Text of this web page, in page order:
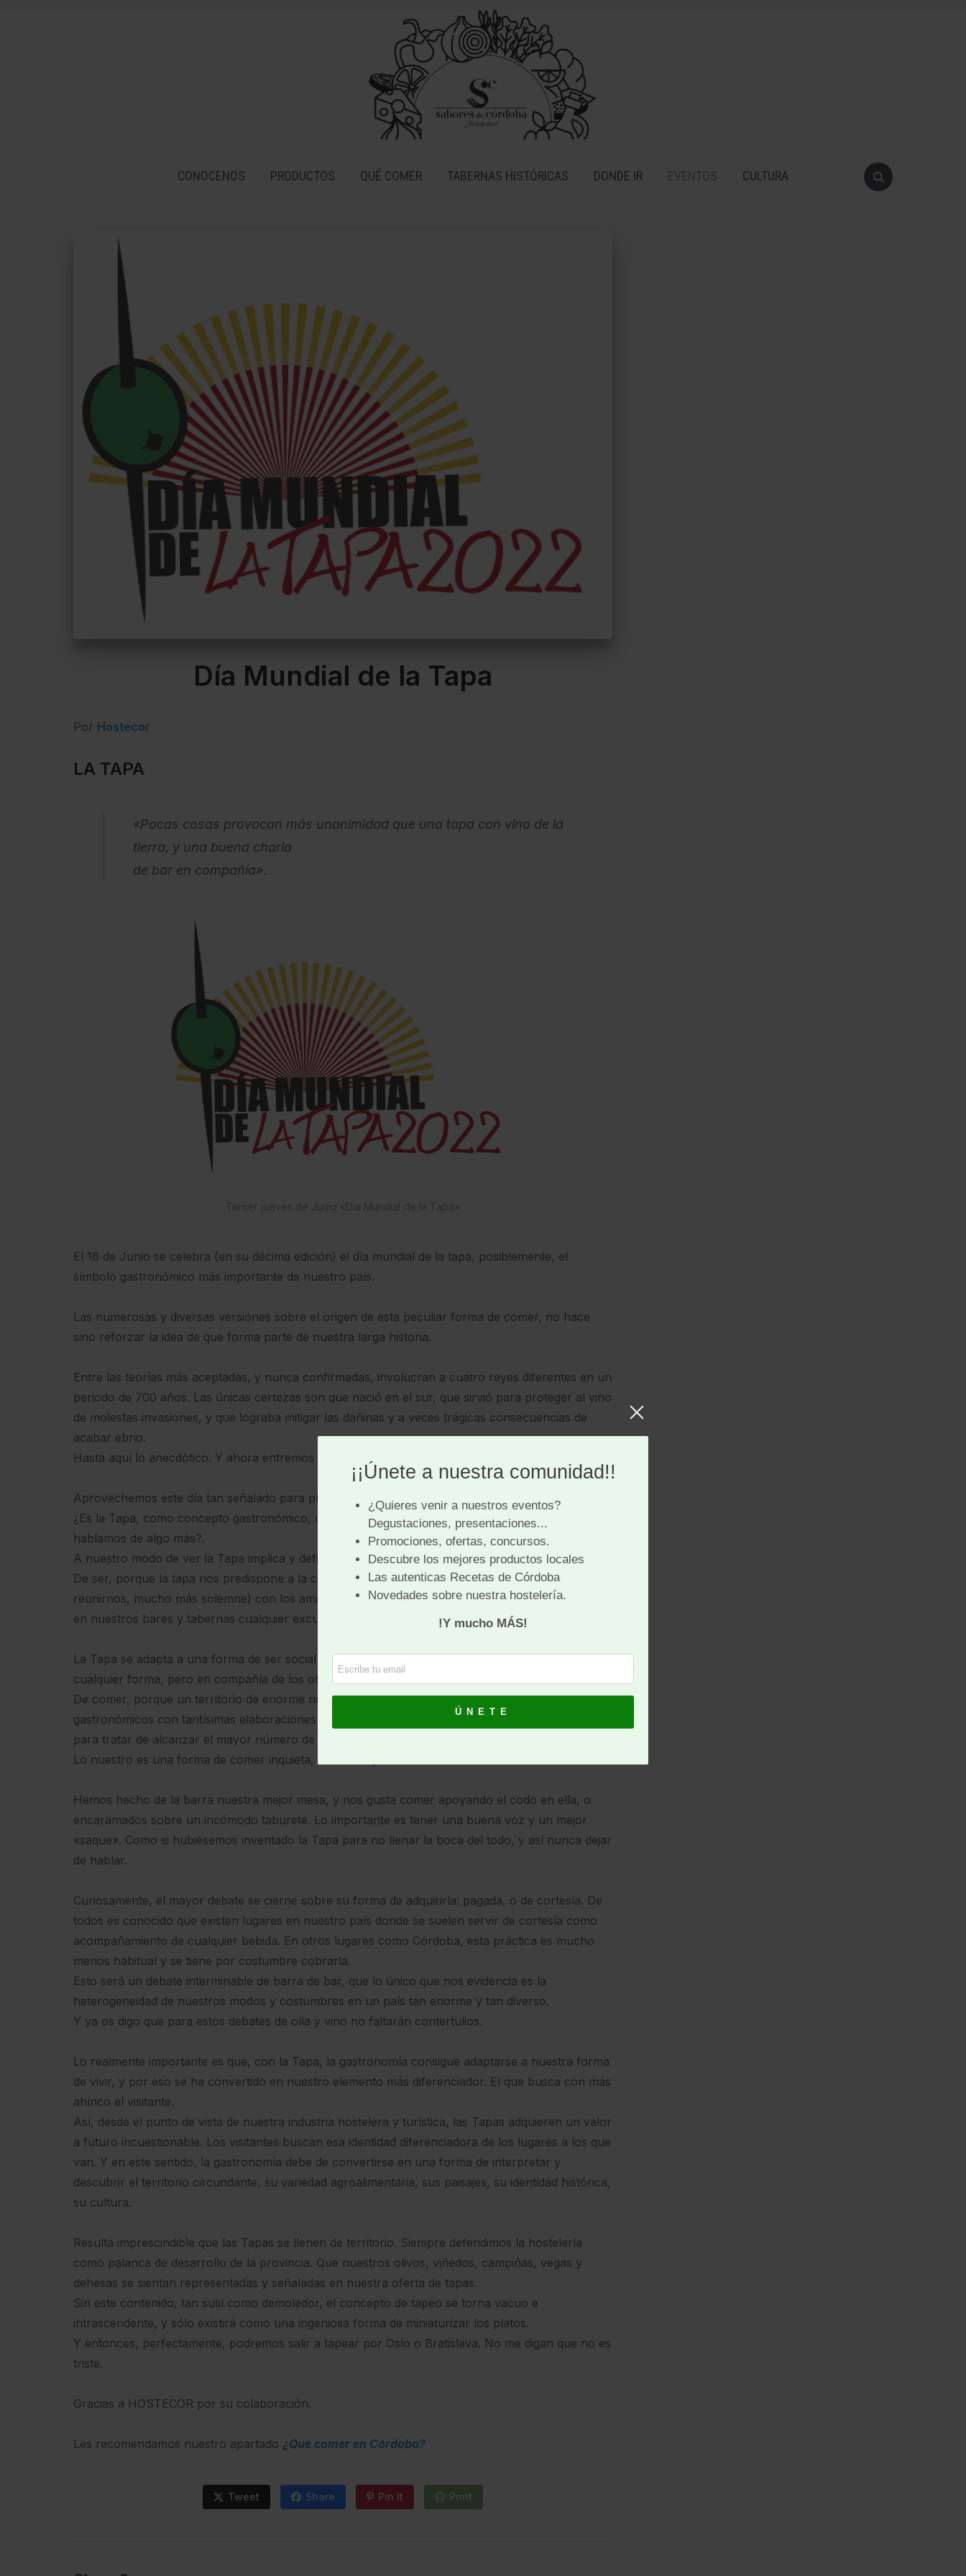
CONOCENOS PRODUCTOS QUÉ COMER TABERNAS HISTÓRICAS DONDE IR EVENTOS CULTURA
Día Mundial de la Tapa
Por Hostecor
LA TAPA
«Pocas cosas provocan más unanimidad que una tapa con vino de la
tierra, y una buena charla
de bar en compañía».
Tercer jueves de Junio «Dia Mundial de la Tapa»
El 16 de Junio se celebra (en su décima edición) el día mundial de la tapa, posiblemente, el
símbolo gastronómico más importante de nuestro país.
Las numerosas y diversas versiones sobre el origen de esta peculiar forma de comer, no hace
sino reforzar la idea de que forma parte de nuestra larga historia.
Entre las teorías más aceptadas, y nunca confirmadas, involucran a cuatro reyes diferentes en un
periodo de 700 años. Las únicas certezas son que nació en el sur, que sirvió para proteger al vino
de molestas invasiones, y que lograba mitigar las dañinas y a veces trágicas consecuencias de
acabar ebrio.
Hasta aquí lo anecdótico. Y ahora entremos en harina.
Aprovechemos este día tan señalado para plantear una reflexión de fondo:
¿Es la Tapa, como concepto gastronómico, una mera cuestión de tamaño o porción, o estamos
hablamos de algo más?.
A nuestro modo de ver la Tapa implica y define perfectamente nuestra forma de ser y de comer:
De ser, porque la tapa nos predispone a la comensalidad más informal, a juntarnos (que no
reunirnos, mucho más solemne) con los amigos, la familia, los compañeros de trabajo, a celebrar
en nuestros bares y tabernas cualquier excusa posible.
La Tapa se adapta a una forma de ser social y colectiva. Irse de tapas o, salir de pintxos. De
cualquier forma, pero en compañía de los otros. Nunca se debe tapear solo.
De comer, porque un territorio de enorme riqueza agroalimentaria, de innumerables valores
gastronómicos con tantísimas elaboraciones tiene la necesidad de reducir el tamaño de sus platos
para tratar de alcanzar el mayor número de ellas «vamos a tapear y así probamos más cosas».
Lo nuestro es una forma de comer inquieta, bulliciosa y con nervio.
Hemos hecho de la barra nuestra mejor mesa, y nos gusta comer apoyando el codo en ella, o
encaramados sobre un incómodo taburete. Lo importante es tener una buena voz y un mejor
«saque». Como si hubiésemos inventado la Tapa para no llenar la boca del todo, y así nunca dejar
de hablar.
Curiosamente, el mayor debate se cierne sobre su forma de adquirirla: pagada, o de cortesía. De
todos es conocido que existen lugares en nuestro país donde se suelen servir de cortesía como
acompañamiento de cualquier bebida. En otros lugares como Córdoba, esta práctica es mucho
menos habitual y se tiene por costumbre cobrarla.
Esto será un debate interminable de barra de bar, que lo único que nos evidencia es la
heterogeneidad de nuestros modos y costumbres en un país tan enorme y tan diverso.
Y ya os digo que para estos debates de olla y vino no faltarán contertulios.
Lo realmente importante es que, con la Tapa, la gastronomía consigue adaptarse a nuestra forma
de vivir, y por eso se ha convertido en nuestro elemento más diferenciador. El que busca con más
ahínco el visitante.
Así, desde el punto de vista de nuestra industria hostelera y turística, las Tapas adquieren un valor
a futuro incuestionable. Los visitantes buscan esa identidad diferenciadora de los lugares a los que
van. Y en este sentido, la gastronomía debe de convertirse en una forma de interpretar y
descubrir el territorio circundante, su variedad agroalimentaria, sus paisajes, su identidad histórica,
su cultura.
Resulta imprescindible que las Tapas se llenen de territorio. Siempre defendimos la hostelería
como palanca de desarrollo de la provincia. Que nuestros olivos, viñedos, campiñas, vegas y
dehesas se sientan representadas y señaladas en nuestra oferta de tapas.
Sin este contenido, tan sutil como demoledor, el concepto de tapeo se torna vacuo e
intrascendente, y sólo existirá como una ingeniosa forma de miniaturizar los platos.
Y entonces, perfectamente, podremos salir a tapear por Oslo o Bratislava. No me digan que no es
triste.
Gracias a HOSTECOR por su colaboración.
Les recomendamos nuestro apartado ¿Qué comer en Córdoba?
Tweet Share Pin It Print